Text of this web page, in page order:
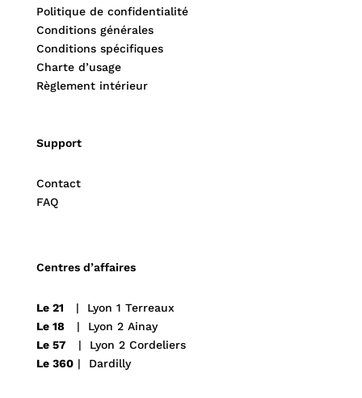
Politique de confidentialité
Conditions générales
Conditions spécifiques
Charte d’usage
Règlement intérieur
Support
Contact
FAQ
Centres d’affaires
Le 21 | Lyon 1 Terreaux
Le 18| Lyon 2 Ainay
Le 57 | Lyon 2 Cordeliers
Le 360| Dardilly